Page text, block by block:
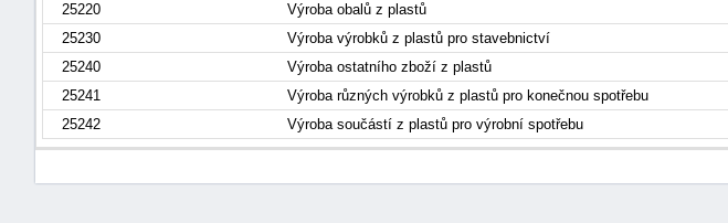
25220
Výroba obalů z plastů
25230
Výroba výrobků z plastů pro stavebnictví
25240
Výroba ostatního zboží z plastů
25241
Výroba různých výrobků z plastů pro konečnou spotřebu
25242
Výroba součástí z plastů pro výrobní spotřebu